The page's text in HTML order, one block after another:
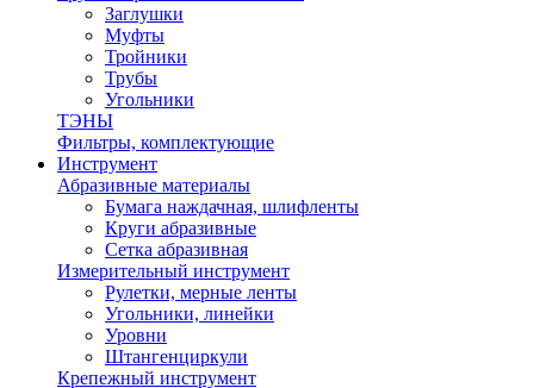
Заглушки
Муфты
Тройники
Трубы
Угольники
ТЭНЫ
Фильтры, комплектующие
Инструмент
Абразивные материалы
Бумага наждачная, шлифленты
Круги абразивные
Сетка абразивная
Измерительный инструмент
Рулетки, мерные ленты
Угольники, линейки
Уровни
Штангенциркули
Крепежный инструмент